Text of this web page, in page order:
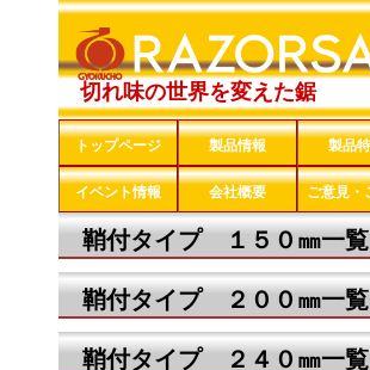
切れ味の世界を変えた鋸
トップページ 製品情報 製品
イベント情報 会社概要 ご意見・
鞘付タイプ １５０㎜一覧
鞘付タイプ ２００㎜一覧
鞘付タイプ ２４０㎜一覧